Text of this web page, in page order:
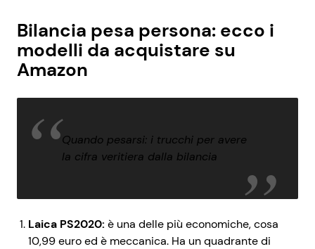
Privacy Policy
Bilancia pesa persona: ecco i
modelli da acquistare su
Amazon
Quando pesarsi: i trucchi per avere
la cifra veritiera dalla bilancia
Laica PS2020: è una delle più economiche, cosa
10,99 euro ed è meccanica. Ha un quadrante di